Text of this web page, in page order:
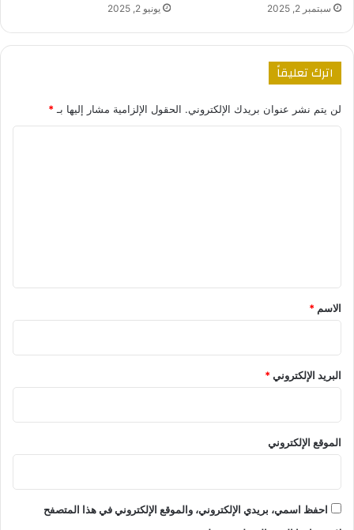
سبتمبر 2, 2025 يونيو 2, 2025
اترك تعليقاً
لن يتم نشر عنوان بريدك الإلكتروني. الحقول الإلزامية مشار إليها بـ *
*
الاسم *
البريد الإلكتروني*
الموقع الإلكتروني
احفظ اسمي، بريدي الإلكتروني، والموقع الإلكتروني في هذا المتصفح